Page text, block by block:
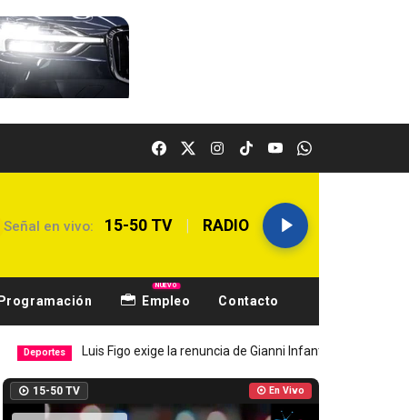
Señal en vivo: 15-50 TV | RADIO
Programación Empleo
NUEVO
Contacto
Luis Figo exige la renuncia de Gianni Infantino Tendencias
15-50 TV En Vivo